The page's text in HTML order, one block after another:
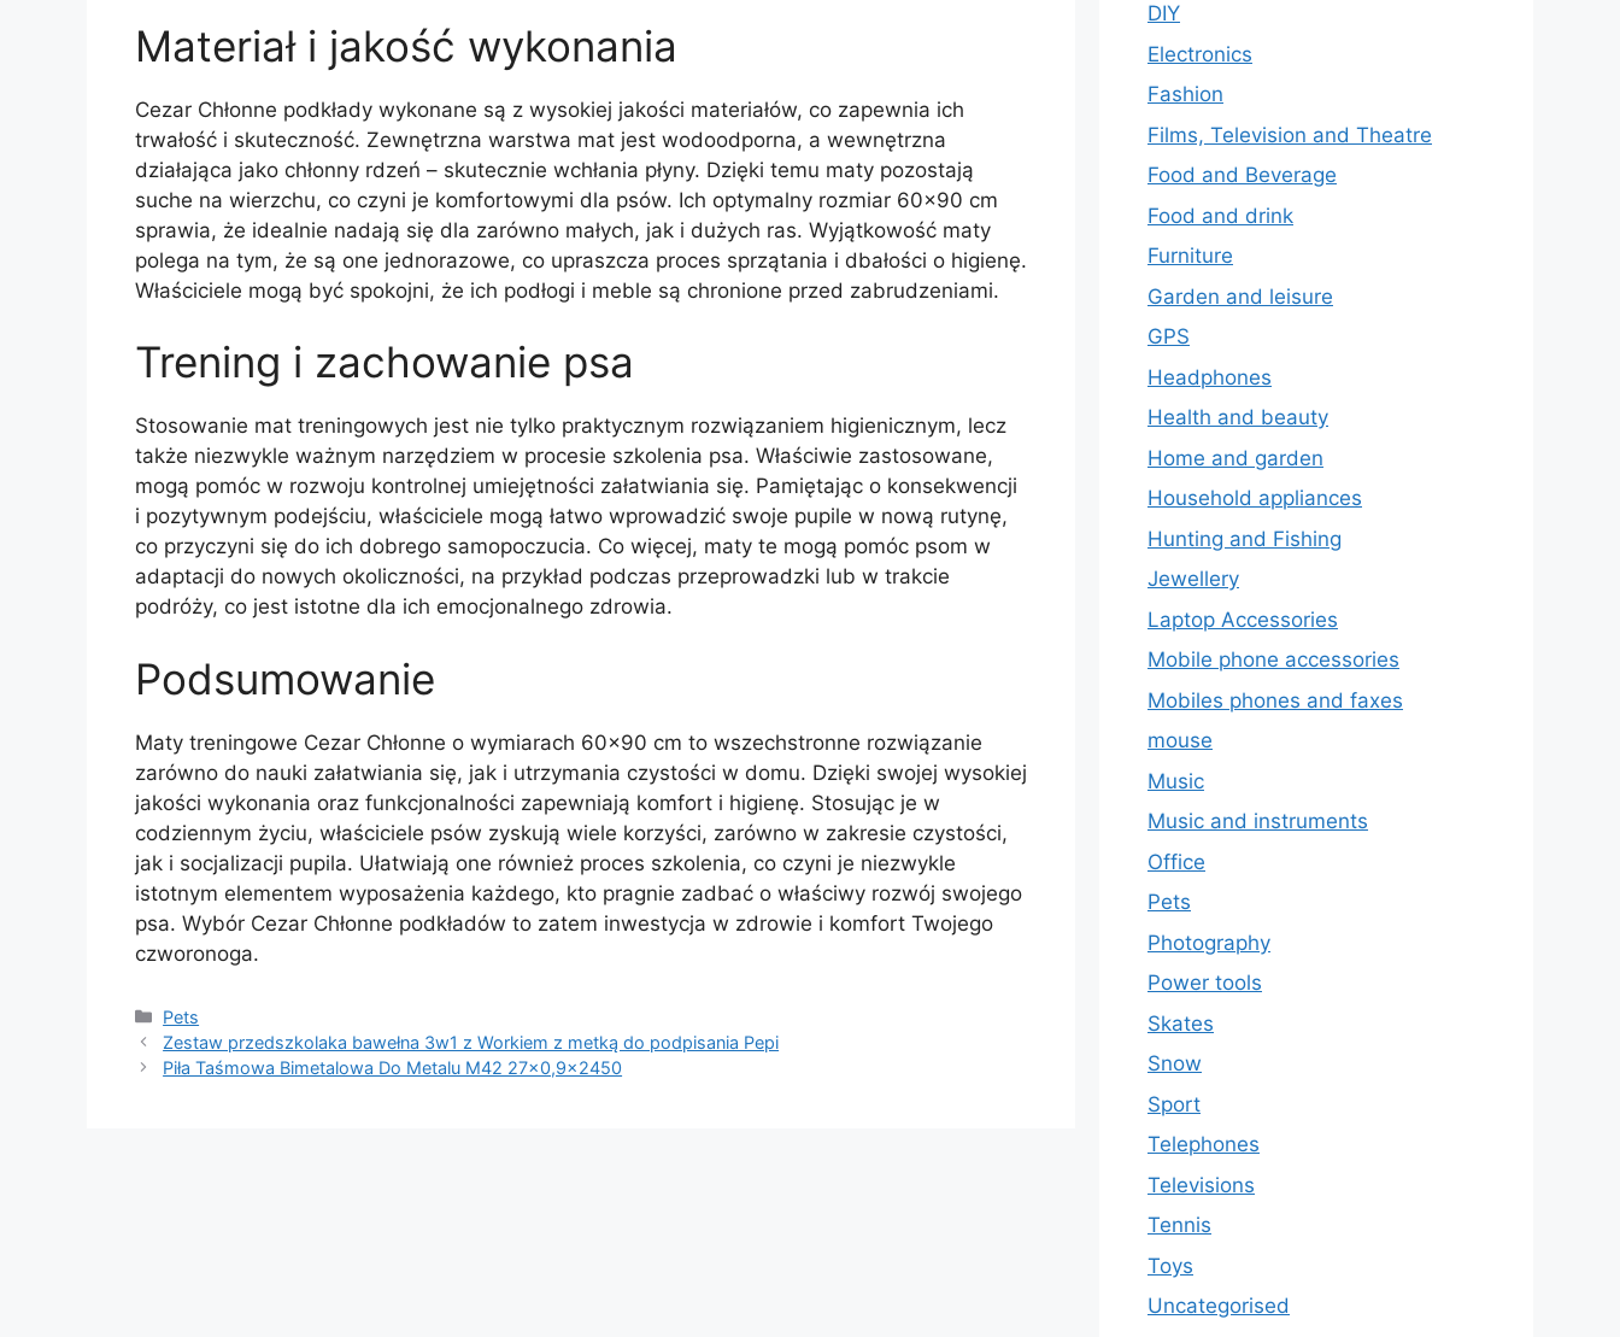
Materiał i jakość wykonania
Cezar Chłonne podkłady wykonane są z wysokiej jakości materiałów, co zapewnia ich
trwałość i skuteczność. Zewnętrzna warstwa mat jest wodoodporna, a wewnętrzna
działająca jako chłonny rdzeń – skutecznie wchłania płyny. Dzięki temu maty pozostają
suche na wierzchu, co czyni je komfortowymi dla psów. Ich optymalny rozmiar 60×90 cm
sprawia, że idealnie nadają się dla zarówno małych, jak i dużych ras. Wyjątkowość maty
polega na tym, że są one jednorazowe, co upraszcza proces sprzątania i dbałości o higienę.
Właściciele mogą być spokojni, że ich podłogi i meble są chronione przed zabrudzeniami.
Trening i zachowanie psa
Stosowanie mat treningowych jest nie tylko praktycznym rozwiązaniem higienicznym, lecz
także niezwykle ważnym narzędziem w procesie szkolenia psa. Właściwie zastosowane,
mogą pomóc w rozwoju kontrolnej umiejętności załatwiania się. Pamiętając o konsekwencji
i pozytywnym podejściu, właściciele mogą łatwo wprowadzić swoje pupile w nową rutynę,
co przyczyni się do ich dobrego samopoczucia. Co więcej, maty te mogą pomóc psom w
adaptacji do nowych okoliczności, na przykład podczas przeprowadzki lub w trakcie
podróży, co jest istotne dla ich emocjonalnego zdrowia.
Podsumowanie
Maty treningowe Cezar Chłonne o wymiarach 60×90 cm to wszechstronne rozwiązanie
zarówno do nauki załatwiania się, jak i utrzymania czystości w domu. Dzięki swojej wysokiej
jakości wykonania oraz funkcjonalności zapewniają komfort i higienę. Stosując je w
codziennym życiu, właściciele psów zyskują wiele korzyści, zarówno w zakresie czystości,
jak i socjalizacji pupila. Ułatwiają one również proces szkolenia, co czyni je niezwykle
istotnym elementem wyposażenia każdego, kto pragnie zadbać o właściwy rozwój swojego
psa. Wybór Cezar Chłonne podkładów to zatem inwestycja w zdrowie i komfort Twojego
czworonoga.
Kategorie
Pets
Zestaw przedszkolaka bawełna 3w1 z Workiem z metką do podpisania Pepi
Piła Taśmowa Bimetalowa Do Metalu M42 27×0,9×2450
DIY
Electronics
Fashion
Films, Television and Theatre
Food and Beverage
Food and drink
Furniture
Garden and leisure
GPS
Headphones
Health and beauty
Home and garden
Household appliances
Hunting and Fishing
Jewellery
Laptop Accessories
Mobile phone accessories
Mobiles phones and faxes
mouse
Music
Music and instruments
Office
Pets
Photography
Power tools
Skates
Snow
Sport
Telephones
Televisions
Tennis
Toys
Uncategorised